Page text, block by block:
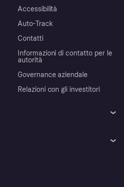
Accessibilità
Auto-Track
Contatti
Informazioni di contatto per le
autorità
Governance aziendale
Relazioni con gli investitori